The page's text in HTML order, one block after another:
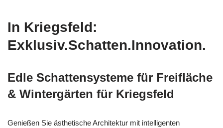
In Kriegsfeld:
Exklusiv.Schatten.Innovation.
Edle Schattensysteme für Freifläche
& Wintergärten für Kriegsfeld
Genießen Sie ästhetische Architektur mit intelligenten